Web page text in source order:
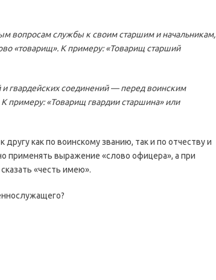
вопросам службы к своим старшим и начальникам,
«товарищ». К примеру: «Товарищ старший
гвардейских соединений — перед воинским
примеру: «Товарищ гвардии старшина» или
как по воинскому званию, так и по отчеству и
применять выражение «слово офицера», а при
«честь имею».